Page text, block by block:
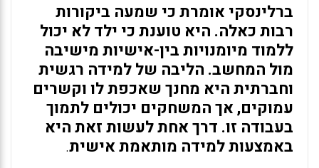
ברלינסקי אומרת כי שמעה ביקורות
רבות כאלה. היא טוענת כי ילד לא יכול
ללמוד מיומנויות בין-אישיות מישיבה
מול המחשב. הליבה של למידה רגשית
וחברתית היא מחנך שאכפת לו וקשרים
עמוקים, אך המשחקים יכולים לתמוך
בעבודה זו. דרך אחת לעשות זאת היא
באמצעות למידה מותאמת אישית.